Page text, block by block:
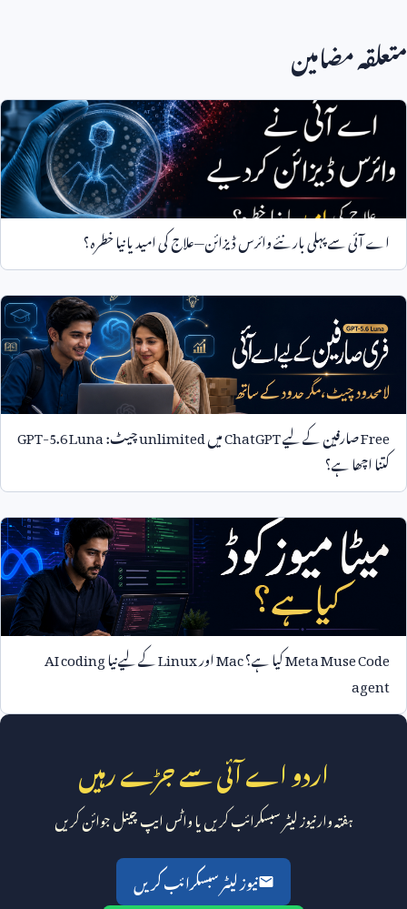
متعلقہ مضامین
اے آئی سے پہلی بار نئے وائرس ڈیزائن—علاج کی امید یا نیا خطرہ؟
Freeصارفین کے لیےChatGPTمیںunlimitedچیٹ:GPT-5.6 Luna
کتنا اچھا ہے؟
Meta Muse Codeکیا ہے؟MacاورLinuxکے لیے نیاAI coding
agent
اردو اے آئی سے جڑے رہیں
ہفتہ وار نیوز لیٹر سبسکرائب کریں یا واٹس ایپ چینل جوائن کریں
نیوز لیٹر سبسکرائب کریں